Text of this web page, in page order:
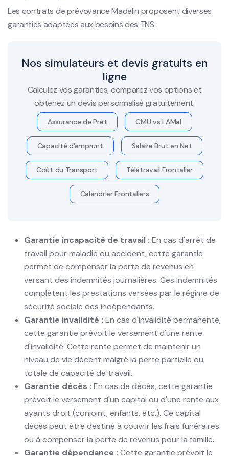
Les contrats de prévoyance Madelin proposent diverses
garanties adaptées aux besoins des TNS :
Nos simulateurs et devis gratuits en
ligne
Calculez vos garanties, comparez vos options et
obtenez un devis personnalisé gratuitement.
Assurance de Prêt CMU vs LAMal
Capacité d'emprunt Salaire Brut en Net
Coût du Transport Télétravail Frontalier
Calendrier Frontaliers
Garantie incapacité de travail : En cas d'arrêt de
travail pour maladie ou accident, cette garantie
permet de compenser la perte de revenus en
versant des indemnités journalières. Ces indemnités
complètent les prestations versées par le régime de
sécurité sociale des indépendants.
Garantie invalidité : En cas d'invalidité permanente,
cette garantie prévoit le versement d'une rente
d'invalidité. Cette rente permet de maintenir un
niveau de vie décent malgré la perte partielle ou
totale de capacité de travail.
Garantie décès : En cas de décès, cette garantie
prévoit le versement d'un capital ou d'une rente aux
ayants droit (conjoint, enfants, etc.). Ce capital
décès peut être destiné à couvrir les frais funéraires
ou à compenser la perte de revenus pour la famille.
Garantie dépendance : Cette garantie prévoit le